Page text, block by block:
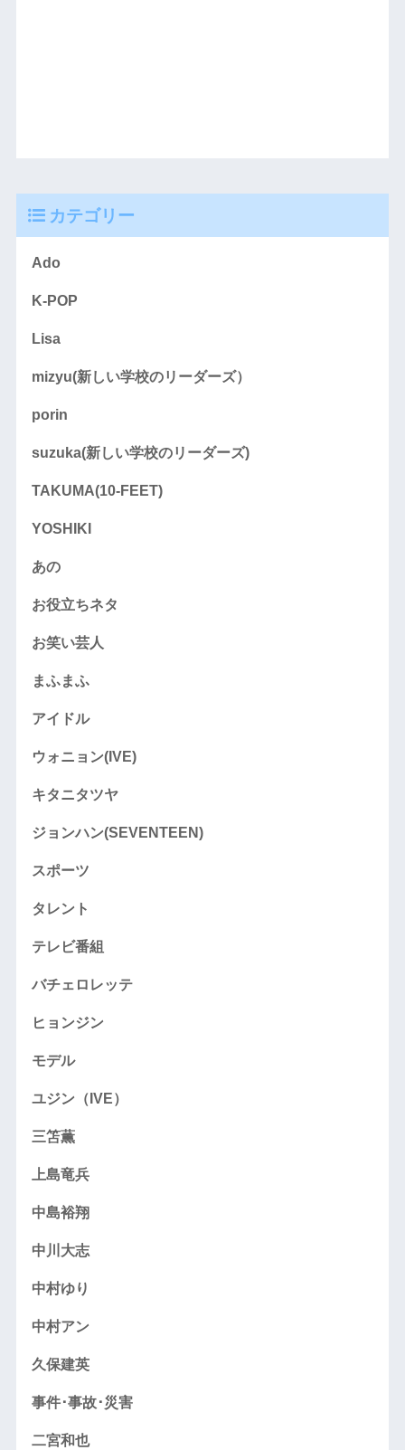
カテゴリー
Ado
K-POP
Lisa
mizyu(新しい学校のリーダーズ）
porin
suzuka(新しい学校のリーダーズ)
TAKUMA(10-FEET)
YOSHIKI
あの
お役立ちネタ
お笑い芸人
まふまふ
アイドル
ウォニョン(IVE)
キタニタツヤ
ジョンハン(SEVENTEEN)
スポーツ
タレント
テレビ番組
バチェロレッテ
ヒョンジン
モデル
ユジン（IVE）
三笘薫
上島竜兵
中島裕翔
中川大志
中村ゆり
中村アン
久保建英
事件･事故･災害
二宮和也